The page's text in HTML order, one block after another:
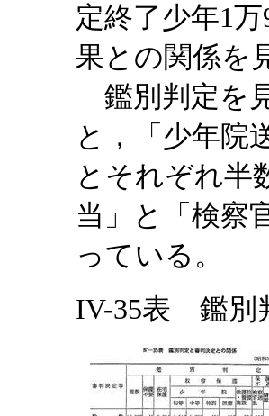
定終了少年1
果との関係を
鑑別判定を
と，「少年院
とそれぞれ半
当」と「検察
っている。
IV-35表 鑑別